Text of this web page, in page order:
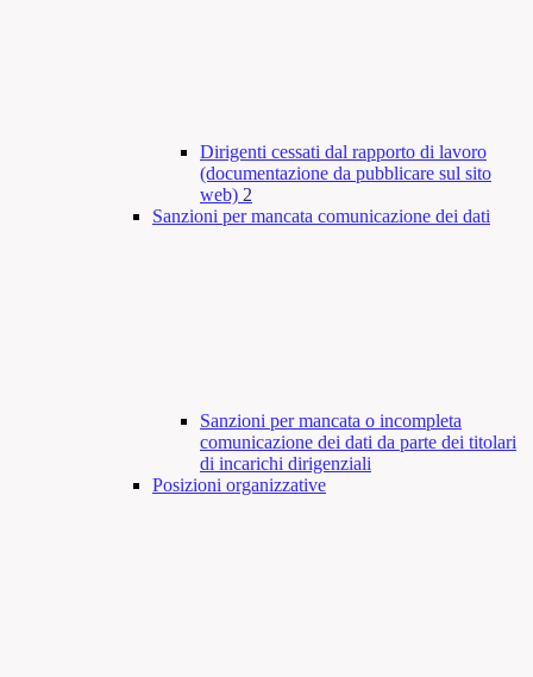
Dirigenti cessati dal rapporto di lavoro
(documentazione da pubblicare sul sito
web) 2
Sanzioni per mancata comunicazione dei dati
Sanzioni per mancata o incompleta
comunicazione dei dati da parte dei titolari
di incarichi dirigenziali
Posizioni organizzative